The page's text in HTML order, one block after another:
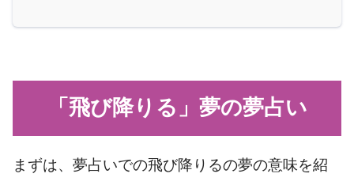
「飛び降りる」夢の夢占い
まずは、夢占いでの飛び降りるの夢の意味を紹